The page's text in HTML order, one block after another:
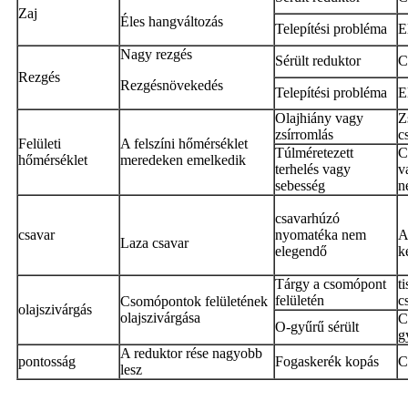
Zaj
Éles hangváltozás
Telepítési probléma
Rezgés
Nagy rezgés
Rezgésnövekedés
Sérült reduktor
Telepítési probléma
Felületi
hőmérséklet
A felszíni hőmérséklet
meredeken emelkedik
Olajhiány vagy
zsírromlás
Túlméretezett
terhelés vagy
sebesség
csavar
Laza csavar
csavarhúzó
nyomatéka nem
elegendő
olajszivárgás
Csomópontok felületének
olajszivárgása
Tárgy a csomópont
felületén
O-gyűrű sérült
pontosság
A reduktor rése nagyobb
lesz
Fogaskerék kopás